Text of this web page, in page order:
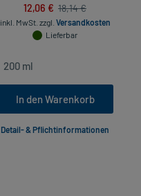
12,06 € 18,14 €
inkl. MwSt. zzgl. Versandkosten
Lieferbar
In den Warenkorb
Detail- & Pflichtinformationen